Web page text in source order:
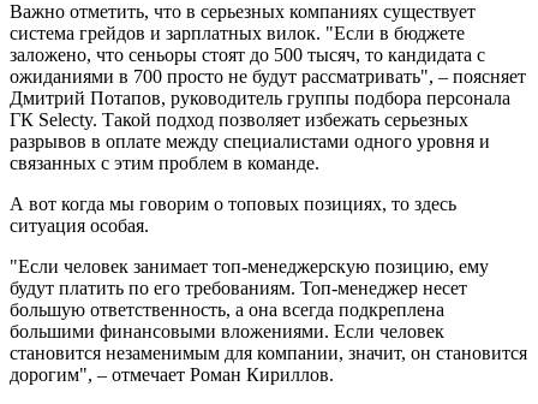
Важно отметить, что в серьезных компаниях существует
система грейдов и зарплатных вилок. "Если в бюджете
заложено, что сеньоры стоят до 500 тысяч, то кандидата с
ожиданиями в 700 просто не будут рассматривать", – поясняет
Дмитрий Потапов, руководитель группы подбора персонала
ГК Selecty. Такой подход позволяет избежать серьезных
разрывов в оплате между специалистами одного уровня и
связанных с этим проблем в команде.
А вот когда мы говорим о топовых позициях, то здесь
ситуация особая.
"Если человек занимает топ-менеджерскую позицию, ему
будут платить по его требованиям. Топ-менеджер несет
большую ответственность, а она всегда подкреплена
большими финансовыми вложениями. Если человек
становится незаменимым для компании, значит, он становится
дорогим", – отмечает Роман Кириллов.